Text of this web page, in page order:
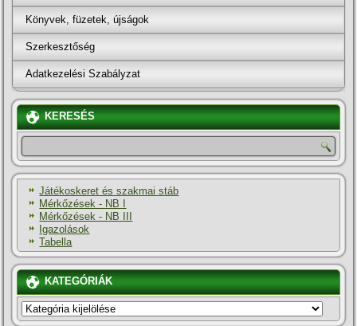
Könyvek, füzetek, újságok
Szerkesztőség
Adatkezelési Szabályzat
KERESÉS
Játékoskeret és szakmai stáb
Mérkőzések - NB I
Mérkőzések - NB III
Igazolások
Tabella
KATEGÓRIÁK
KATEGÓRIÁK